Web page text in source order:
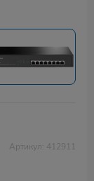
Артикул: 412911